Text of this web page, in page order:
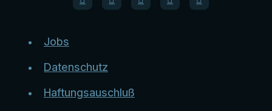
Jobs
Datenschutz
Haftungsauschluß